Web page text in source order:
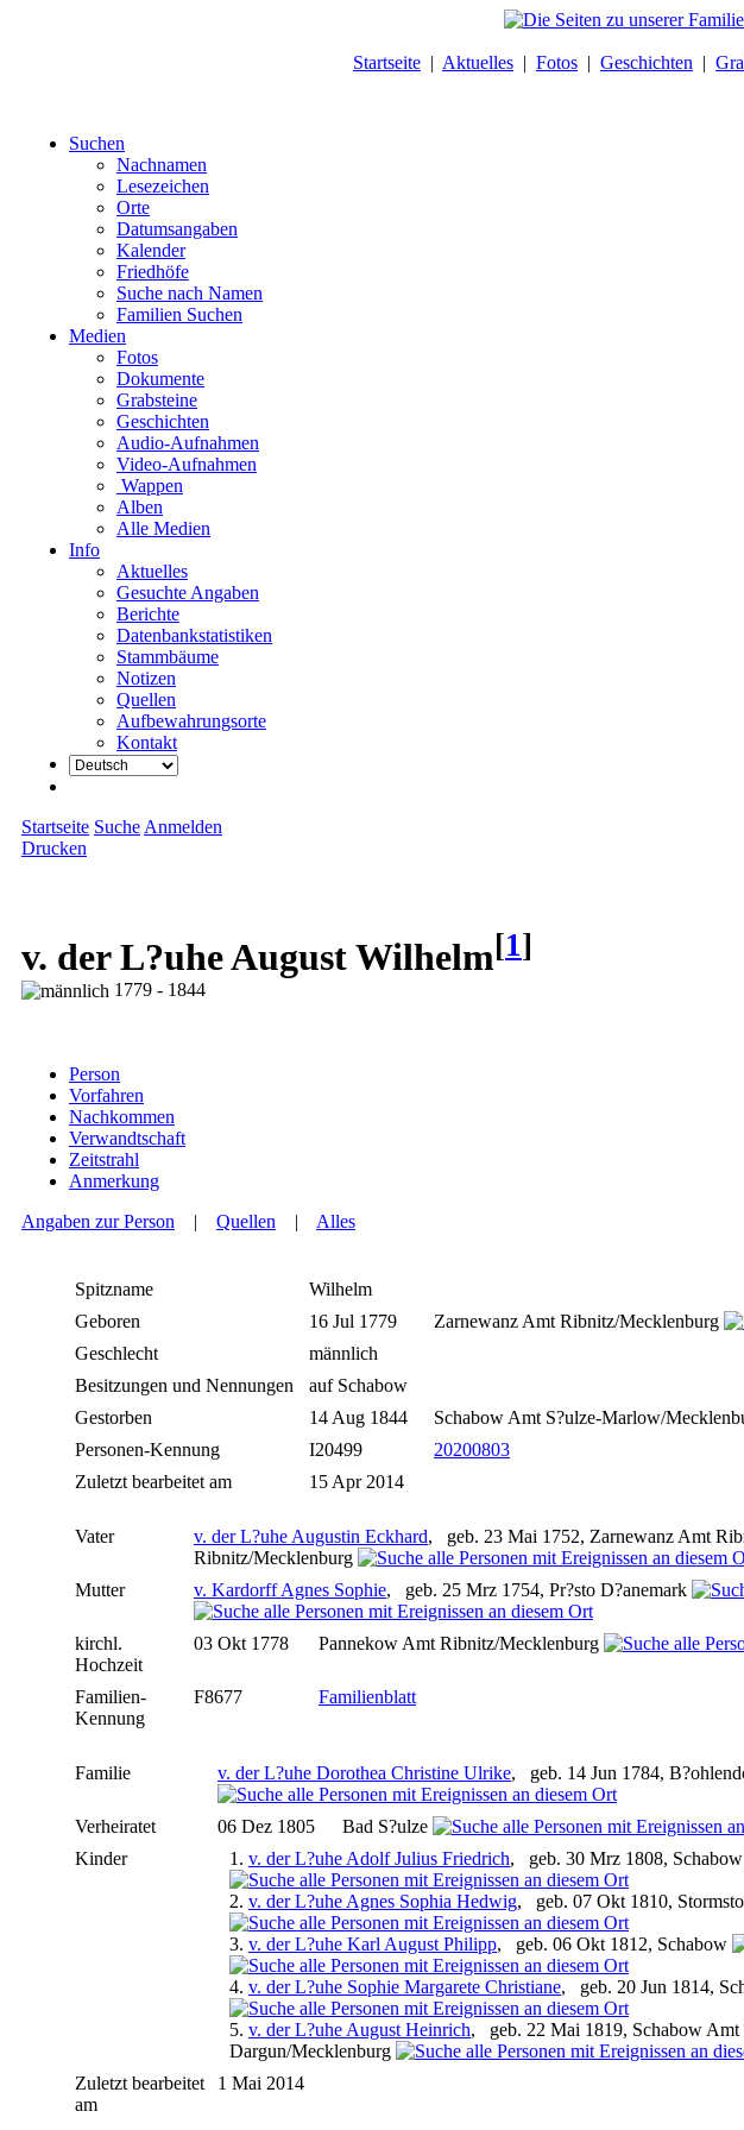
Startseite | Aktuelles | Fotos | Geschichten |
Suchen
Nachnamen
Lesezeichen
Orte
Datumsangaben
Kalender
Friedhöfe
Suche nach Namen
Familien Suchen
Medien
Fotos
Dokumente
Grabsteine
Geschichten
Audio-Aufnahmen
Video-Aufnahmen
Wappen
Alben
Alle Medien
Info
Aktuelles
Gesuchte Angaben
Berichte
Datenbankstatistiken
Stammbäume
Notizen
Quellen
Aufbewahrungsorte
Kontakt
Startseite Suche Anmelden
Drucken
v. der L?uhe August Wilhelm[1]
1779 - 1844
Person
Vorfahren
Nachkommen
Verwandtschaft
Zeitstrahl
Anmerkung
Angaben zur Person | Quellen | Alles
Spitzname
Wilhelm
Geboren
16 Jul 1779 Zarnewanz Amt Ribnitz/Mecklenburg
Geschlecht
männlich
Besitzungen und Nennungen
auf Schabow
Gestorben
14 Aug 1844
Schabow Amt S?ulze-Marlow/
Personen-Kennung
I20499
20200803
Zuletzt bearbeitet am
15 Apr 2014
Vater v. der L?uhe Augustin Eckhard, geb. 23 Mai 1752, Zarnewanz Amt
Ribnitz/Mecklenburg
Mutter
v. Kardorff Agnes Sophie, geb. 25 Mrz 1754, Pr?sto D?anemark
kirchl.
Hochzeit
03 Okt 1778 Pannekow Amt Ribnitz/Mecklenburg
Familien-
Kennung
F8677 Familienblatt
Familie v. der L?uhe Dorothea Christine Ulrike, geb. 14 Jun 1784,
Verheiratet 06 Dez 1805 Bad S?ulze
Kinder
1. v. der L?uhe Adolf Julius Friedrich, geb. 30 Mrz 1808, Schabow
2. v. der L?uhe Agnes Sophia Hedwig, geb. 07 Okt 1810,
3. v. der L?uhe Karl August Philipp, geb. 06 Okt 1812, Schabow
4. v. der L?uhe Sophie Margarete Christiane, geb. 20 Jun 1814,
5. v. der L?uhe August Heinrich, geb. 22 Mai 1819, Schabow Amt
Dargun/Mecklenburg
Zuletzt bearbeitet
am
1 Mai 2014